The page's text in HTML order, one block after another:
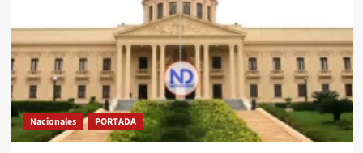
Nacionales PORTADA